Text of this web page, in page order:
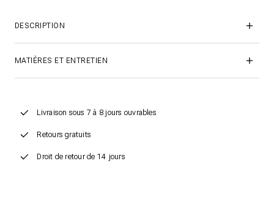
DESCRIPTION
MATIÈRES ET ENTRETIEN
Livraison sous 7 à 8 jours ouvrables
Retours gratuits
Droit de retour de 14 jours